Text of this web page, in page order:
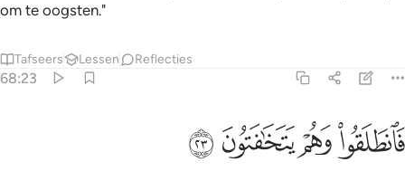
om te oogsten."
Tafseers Lessen Reflecties
68:23
فانطلقوا وهم يتخافتون ٢٣
فَٱنطَلَقُوا۟ وَهُمْ يَتَخَـٰفَتُونَ ٢٣
ﱥﱦﱧﱨ